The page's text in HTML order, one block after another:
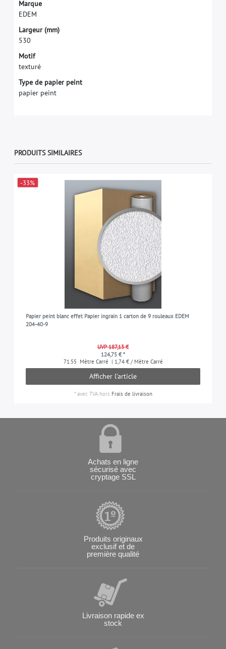
Marque
EDEM
Largeur (mm)
530
Motif
texturé
Type de papier peint
papier peint
PRODUITS SIMILAIRES
-33%
Papier peint blanc effet Papier ingrain 1 carton de 9 rouleaux EDEM
204-40-9
UVP 187,13 €
124,75 € *
71.55 Mètre Carré | 1,74 € / Mètre Carré
Afficher l’article
*avec TVAhors Frais de livraison
Achats en ligne
sécurisé avec
cryptage SSL
Produits originaux
exclusif et de
première qualité
Livraison rapide ex
stock